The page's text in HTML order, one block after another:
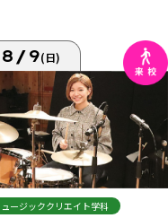
8/9(日)
ージッククリエイト学科